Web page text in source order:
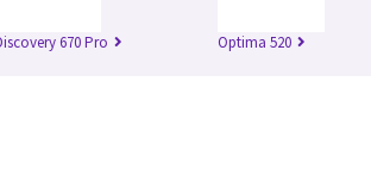
670 Pro Optima 520